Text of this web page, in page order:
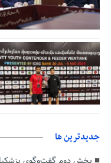
جديدترين ها